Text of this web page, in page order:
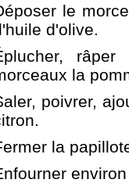
le
d'olive.
la
poivrer,
la